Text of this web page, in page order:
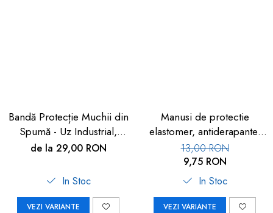
Bandă Protecție Muchii din
Spumă - Uz Industrial,
Crem, 90cm | Car Boy
de la 29,00 RON
In Stoc
VEZI VARIANTE
Manusi de protectie
elastomer, antiderapante,
set 100 buc
13,00 RON
9,75 RON
In Stoc
VEZI VARIANTE